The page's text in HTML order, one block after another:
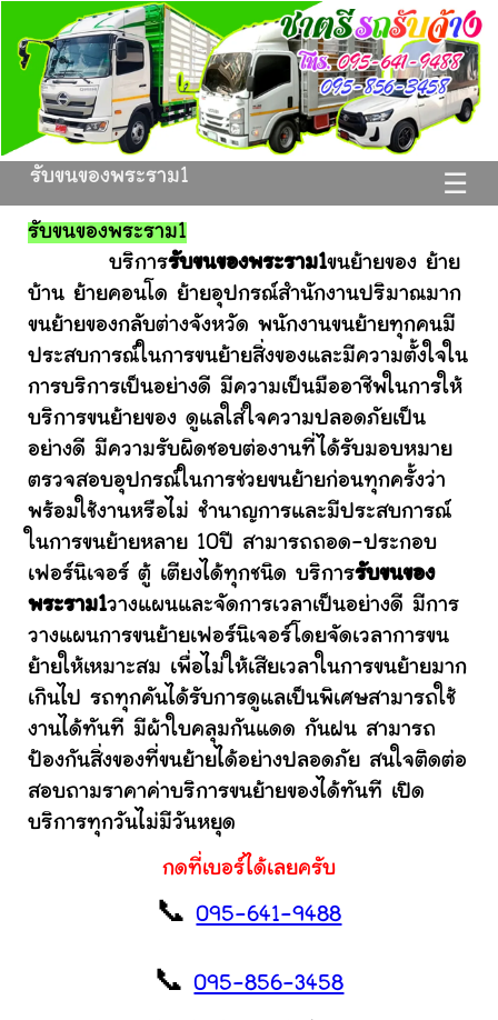
☰
รับขนของพระราม1
รับขนของพระราม1
บริการรับขนของพระราม1ขนย้ายของ ย้าย
บ้าน ย้ายคอนโด ย้ายอุปกรณ์สำนักงานปริมาณมาก
ขนย้ายของกลับต่างจังหวัด พนักงานขนย้ายทุกคนมี
ประสบการณ์ในการขนย้ายสิ่งของและมีความตั้งใจใน
การบริการเป็นอย่างดี มีความเป็นมืออาชีพในการให้
บริการขนย้ายของ ดูแลใส่ใจความปลอดภัยเป็น
อย่างดี มีความรับผิดชอบต่องานที่ได้รับมอบหมาย
ตรวจสอบอุปกรณ์ในการช่วยขนย้ายก่อนทุกครั้งว่า
พร้อมใช้งานหรือไม่ ชำนาญการและมีประสบการณ์
ในการขนย้ายหลาย 10ปี สามารถถอด-ประกอบ
เฟอร์นิเจอร์ ตู้ เตียงได้ทุกชนิด บริการรับขนของ
พระราม1วางแผนและจัดการเวลาเป็นอย่างดี มีการ
วางแผนการขนย้ายเฟอร์นิเจอร์โดยจัดเวลาการขน
ย้ายให้เหมาะสม เพื่อไม่ให้เสียเวลาในการขนย้ายมาก
เกินไป รถทุกคันได้รับการดูแลเป็นพิเศษสามารถใช้
งานได้ทันที มีผ้าใบคลุมกันแดด กันฝน สามารถ
ป้องกันสิ่งของที่ขนย้ายได้อย่างปลอดภัย สนใจติดต่อ
สอบถามราคาค่าบริการขนย้ายของได้ทันที เปิด
บริการทุกวันไม่มีวันหยุด
กดที่เบอร์ได้เลยครับ
📞095-641-9488
📞095-856-3458